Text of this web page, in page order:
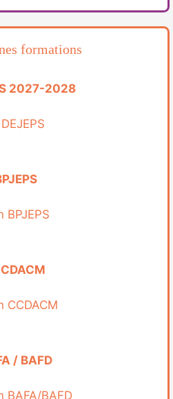
formations
2027-2028
CCDACM
/ BAFD
BAFA/BAFD